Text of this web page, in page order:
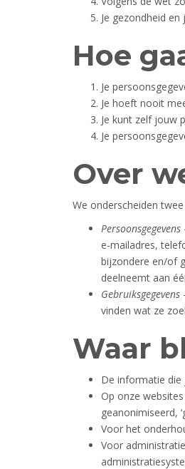
Je gezondheid
Hoe
Je
Je hoeft nooit
Je kunt zelf jouw
Je
Over
We onderscheiden
Persoonsgegevens
e-mailadres,
bijzondere en/of
deelneemt aan
Gebruiksgegevens
vinden wat ze
Waar
De informatie die
Op onze
geanonimiseerd,
Voor het
Voor